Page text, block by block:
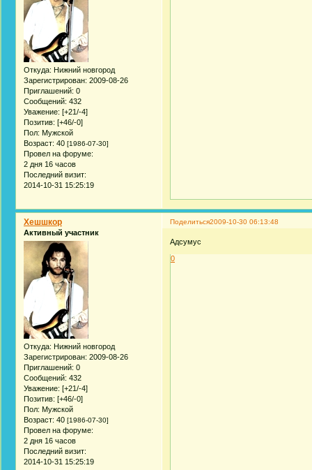
Откуда: Нижний новгород
Зарегистрирован: 2009-08-26
Приглашений: 0
Сообщений: 432
Уважение: [+21/-4]
Позитив: [+46/-0]
Пол: Мужской
Возраст: 40 [1986-07-30]
Провел на форуме:
2 дня 16 часов
Последний визит:
2014-10-31 15:25:19
Поделиться2009-10-30 06:13:48
Хешшкор
Активный участник
Откуда: Нижний новгород
Зарегистрирован: 2009-08-26
Приглашений: 0
Сообщений: 432
Уважение: [+21/-4]
Позитив: [+46/-0]
Пол: Мужской
Возраст: 40 [1986-07-30]
Провел на форуме:
2 дня 16 часов
Последний визит:
2014-10-31 15:25:19
Адсумус
0